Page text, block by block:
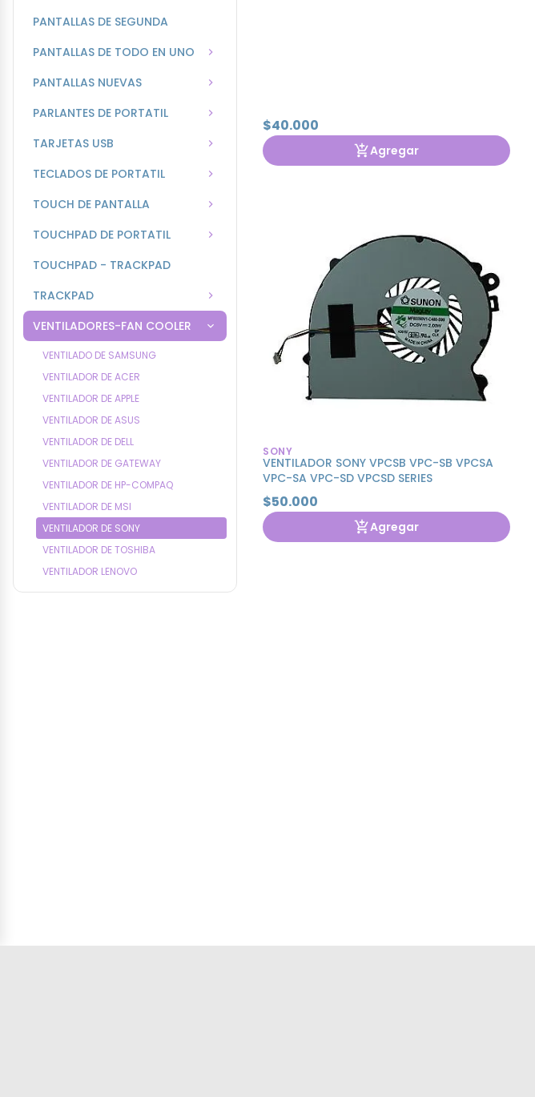
PANTALLAS DE SEGUNDA
PANTALLAS DE TODO EN UNO
PANTALLAS NUEVAS
PARLANTES DE PORTATIL
TARJETAS USB
TECLADOS DE PORTATIL
TOUCH DE PANTALLA
TOUCHPAD DE PORTATIL
TOUCHPAD - TRACKPAD
TRACKPAD
VENTILADORES-FAN COOLER
VENTILADO DE SAMSUNG
VENTILADOR DE ACER
VENTILADOR DE APPLE
VENTILADOR DE ASUS
VENTILADOR DE DELL
VENTILADOR DE GATEWAY
VENTILADOR DE HP-COMPAQ
VENTILADOR DE MSI
VENTILADOR DE SONY
VENTILADOR DE TOSHIBA
VENTILADOR LENOVO
$40.000
Agregar
SONY
VENTILADOR SONY VPCSB VPC-SB VPCSA
VPC-SA VPC-SD VPCSD SERIES
$50.000
Agregar